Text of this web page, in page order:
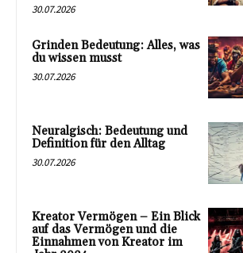
30.07.2026
Grinden Bedeutung: Alles, was
du wissen musst
30.07.2026
Neuralgisch: Bedeutung und
Definition für den Alltag
30.07.2026
Kreator Vermögen – Ein Blick
auf das Vermögen und die
Einnahmen von Kreator im